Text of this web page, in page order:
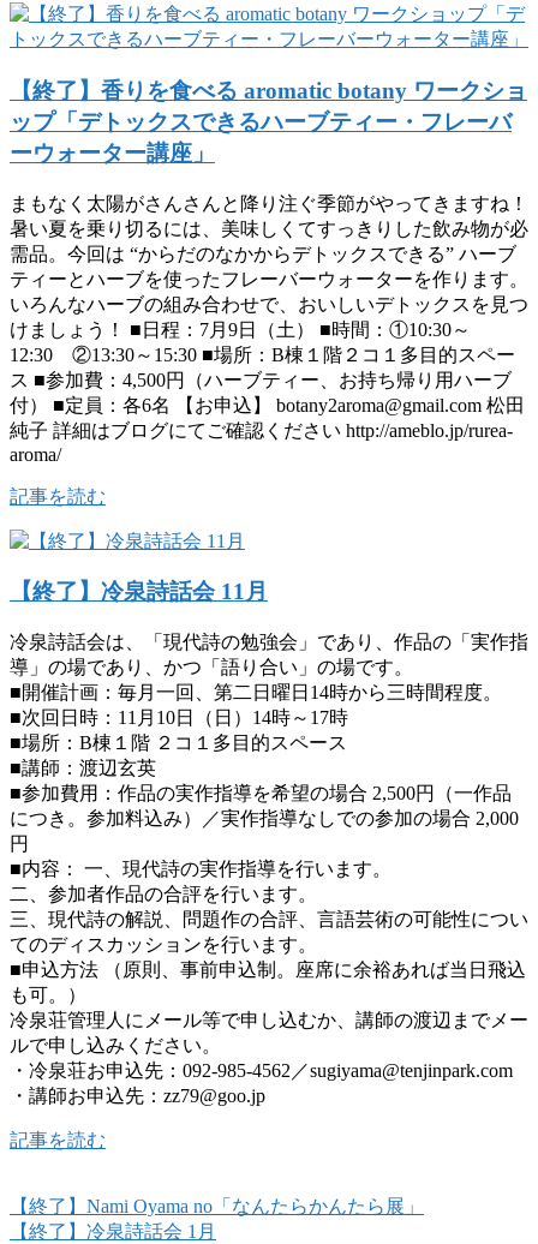
【終了】香りを食べる aromatic botany ワークショ
ップ「デトックスできるハーブティー・フレーバ
ーウォーター講座」
まもなく太陽がさんさんと降り注ぐ季節がやってきますね！
暑い夏を乗り切るには、美味しくてすっきりした飲み物が必
需品。今回は “からだのなかからデトックスできる” ハーブ
ティーとハーブを使ったフレーバーウォーターを作ります。
いろんなハーブの組み合わせで、おいしいデトックスを見つ
けましょう！ ■日程：7月9日（土） ■時間：①10:30～
12:30 ②13:30～15:30 ■場所：B棟１階２コ１多目的スペー
ス ■参加費：4,500円（ハーブティー、お持ち帰り用ハーブ
付） ■定員：各6名 【お申込】 botany2aroma@gmail.com 松田
純子 詳細はブログにてご確認ください http://ameblo.jp/rurea-
aroma/
記事を読む
【終了】冷泉詩話会 11月
冷泉詩話会は、「現代詩の勉強会」であり、作品の「実作指
導」の場であり、かつ「語り合い」の場です。
■開催計画：毎月一回、第二日曜日14時から三時間程度。
■次回日時：11月10日（日）14時～17時
■場所：B棟１階 ２コ１多目的スペース
■講師：渡辺玄英
■参加費用：作品の実作指導を希望の場合 2,500円（一作品
につき。参加料込み）／実作指導なしでの参加の場合 2,000
円
■内容： 一、現代詩の実作指導を行います。
二、参加者作品の合評を行います。
三、現代詩の解説、問題作の合評、言語芸術の可能性につい
てのディスカッションを行います。
■申込方法 （原則、事前申込制。座席に余裕あれば当日飛込
も可。）
冷泉荘管理人にメール等で申し込むか、講師の渡辺までメー
ルで申し込みください。
・冷泉荘お申込先：092-985-4562／sugiyama@tenjinpark.com
・講師お申込先：zz79@goo.jp
記事を読む
【終了】Nami Oyama no「なんたらかんたら展」
【終了】冷泉詩話会 1月